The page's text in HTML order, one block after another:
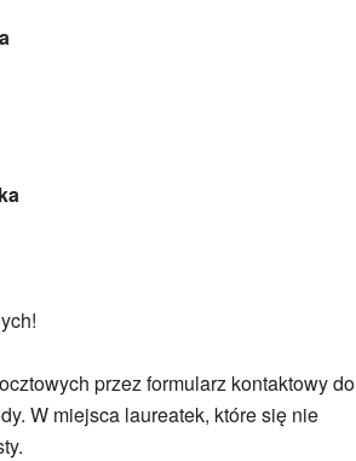
przez formularz kontaktowy do
W miejsca laureatek, które się nie